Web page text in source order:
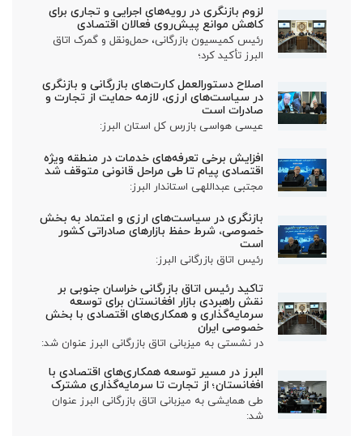
لزوم بازنگری در رویه‌های اجرایی و تجاری برای
کاهش موانع پیش‌روی فعالان اقتصادی
رئیس کمیسیون بازرگانی، حمل‌ونقل و گمرک اتاق
البرز تأکید کرد؛
اصلاح دستورالعمل کارت‌های بازرگانی و بازنگری
در سیاست‌های ارزی، لازمه حمایت از تجارت و
صادرات است
عیسی هواسی بازرس کل استان البرز:
افزایش برخی تعرفه‌های خدمات در منطقه ویژه
اقتصادی پیام تا طی مراحل قانونی متوقف شد
مجتبی عبداللهی استاندار البرز:
بازنگری در سیاست‌های ارزی و اعتماد به بخش
خصوصی، شرط حفظ بازارهای صادراتی کشور
است
رئیس اتاق بازرگانی البرز:
تاکید رئیس اتاق بازرگانی خراسان جنوبی بر
نقش راهبردی بازار افغانستان برای توسعه
سرمایه‌گذاری و همکاری‌های اقتصادی با بخش
خصوصی ایران
در نشستی به میزبانی اتاق بازرگانی البرز عنوان شد:
البرز در مسیر توسعه همکاری‌های اقتصادی با
افغانستان؛ از تجارت تا سرمایه‌گذاری مشترک
طی همایشی به میزبانی اتاق بازرگانی البرز عنوان
شد: